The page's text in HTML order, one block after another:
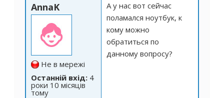
AnnaK
Не в мережі
Останній вхід: 4
роки 10 місяців
тому
А у нас вот сейчас
поламался ноутбук, к
кому можно
обратиться по
данному вопросу?